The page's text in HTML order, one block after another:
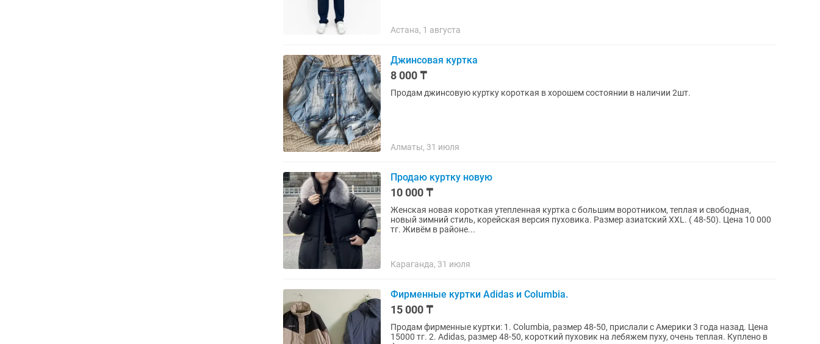
Астана, 1 августа
Джинсовая куртка
8 000 ₸
Продам джинсовую куртку короткая в хорошем состоянии в наличии 2шт.
Алматы, 31 июля
Продаю куртку новую
10 000 ₸
Женская новая короткая утепленная куртка с большим воротником, теплая и свободная,
новый зимний стиль, корейская версия пуховика. Размер азиатский XXL. ( 48-50). Цена 10 000
тг. Живём в районе...
Караганда, 31 июля
Фирменные куртки Adidas и Columbia.
15 000 ₸
Продам фирменные куртки: 1. Columbia, размер 48-50, прислали с Америки 3 года назад. Цена
15000 тг. 2. Adidas, размер 48-50, короткий пуховик на лебяжем пуху, очень теплая. Куплено в